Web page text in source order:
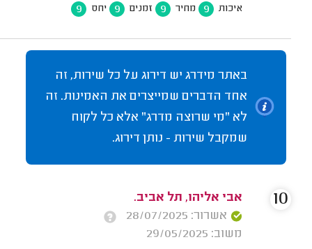
איכות 9 מחיר 9 זמנים 9 יחס 9
באתר מידרג יש דירוג על כל שירות, זה
אחד הדברים שמייצרים את האמינות. זה
לא "מי שרוצה מדרג" אלא כל לקוח
שמקבל שירות - נותן דירוג.
אבי אליהו, תל אביב.
אשרור: 28/07/2025
משוב: 29/05/2025
10